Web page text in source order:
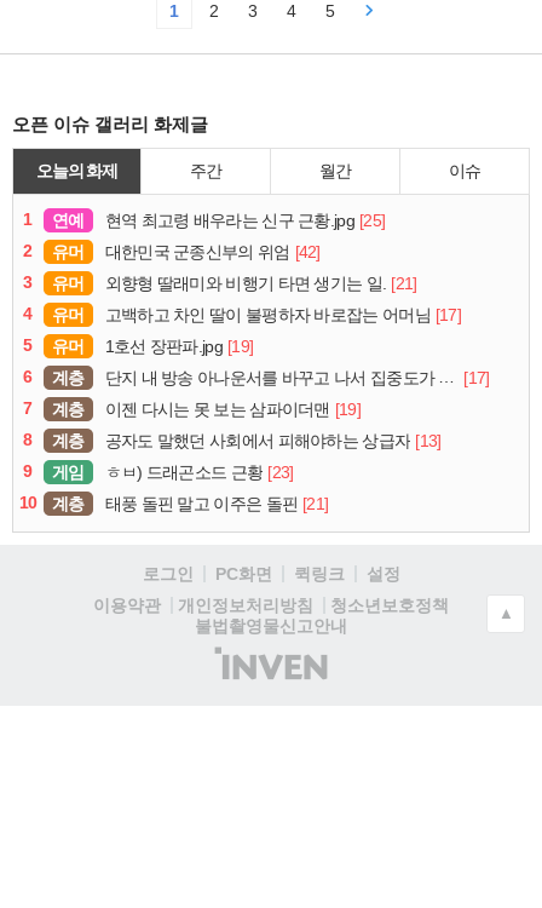
1 2 3 4 5
오픈 이슈 갤러리 화제글
오늘의 화제 주간 월간 이슈
1 연예 현역 최고령 배우라는 신구 근황.jpg [25]
2
유머 대한민국 군종신부의 위엄 [42]
3
유머 외향형 딸래미와 비행기 타면 생기는 일. [21]
4
유머 고백하고 차인 딸이 불평하자 바로잡는 어머님 [17]
5
유머 1호선 장판파.jpg [19]
6
계층 단지 내 방송 아나운서를 바꾸고 나서 집중도가 확 올라갔다는 한 아파트의 안내방송
[17]
7
계층 이젠 다시는 못 보는 삼파이더맨 [19]
8
계층 공자도 말했던 사회에서 피해야하는 상급자 [13]
9
게임 ㅎㅂ) 드래곤소드 근황 [23]
10
계층 태풍 돌핀 말고 이주은 돌핀 [21]
로그인 PC화면 퀵링크
설정
이용약관
개인정보처리방침
청소년보호정책
불법촬영물신고안내
(주)
인
▲